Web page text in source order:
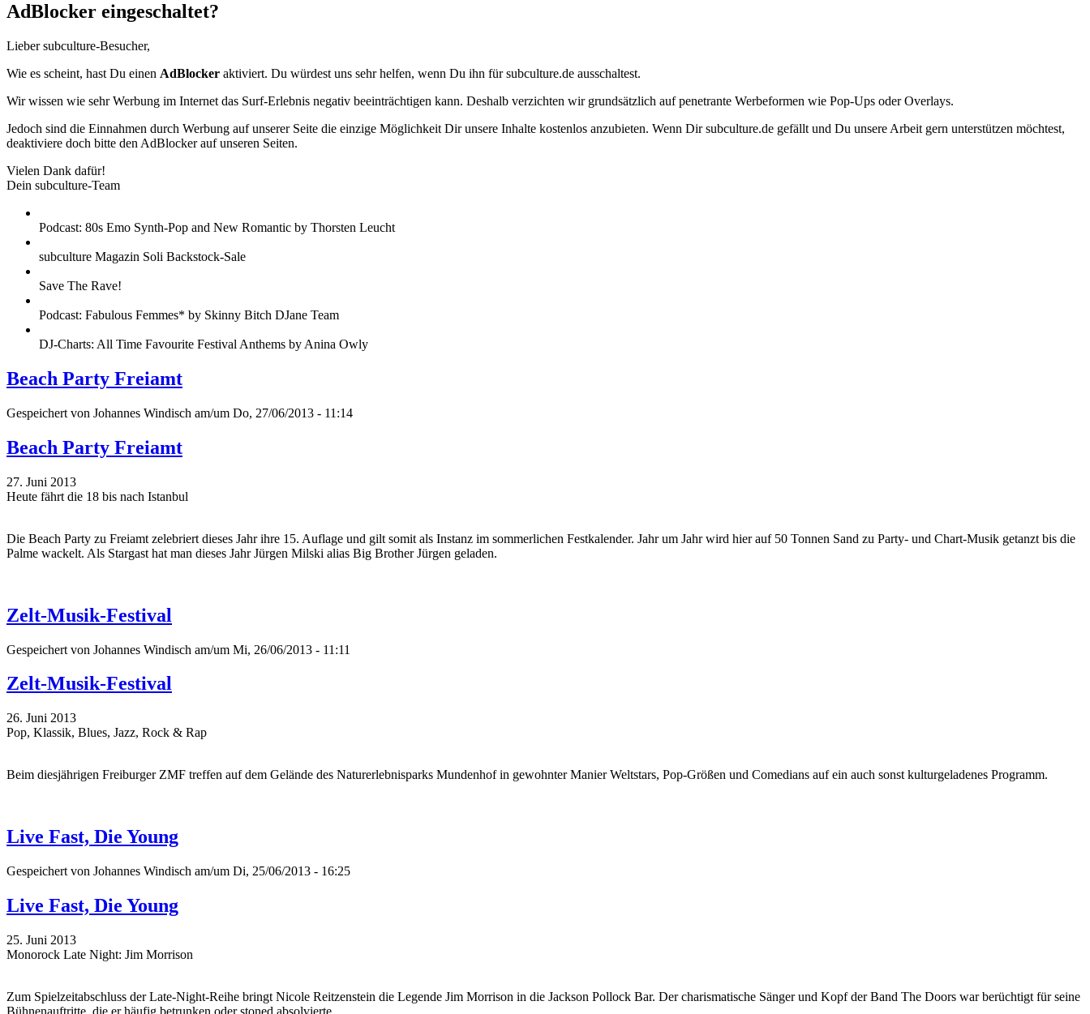
AdBlocker eingeschaltet?
Lieber subculture-Besucher,
Wie es scheint, hast Du einen AdBlocker aktiviert. Du würdest uns sehr helfen, wenn Du ihn für subculture.de ausschaltest.
Wir wissen wie sehr Werbung im Internet das Surf-Erlebnis negativ beeinträchtigen kann. Deshalb verzichten wir grundsätzlich auf penetrante Werbeformen wie Pop-Ups oder Overlays.
Jedoch sind die Einnahmen durch Werbung auf unserer Seite die einzige Möglichkeit Dir unsere Inhalte kostenlos anzubieten. Wenn Dir subculture.de gefällt und Du unsere Arbeit gern unterstützen möchtest,
deaktiviere doch bitte den AdBlocker auf unseren Seiten.
Vielen Dank dafür!
Dein subculture-Team
Podcast: 80s Emo Synth-Pop and New Romantic by Thorsten Leucht
subculture Magazin Soli Backstock-Sale
Save The Rave!
Podcast: Fabulous Femmes* by Skinny Bitch DJane Team
DJ-Charts: All Time Favourite Festival Anthems by Anina Owly
Beach Party Freiamt
Gespeichert von Johannes Windisch am/um Do, 27/06/2013 - 11:14
Beach Party Freiamt
27. Juni 2013
Heute fährt die 18 bis nach Istanbul
Die Beach Party zu Freiamt zelebriert dieses Jahr ihre 15. Auflage und gilt somit als Instanz im sommerlichen Festkalender. Jahr um Jahr wird hier auf 50 Tonnen Sand zu Party- und Chart-Musik getanzt bis die
Palme wackelt. Als Stargast hat man dieses Jahr Jürgen Milski alias Big Brother Jürgen geladen.
Zelt-Musik-Festival
Gespeichert von Johannes Windisch am/um Mi, 26/06/2013 - 11:11
Zelt-Musik-Festival
26. Juni 2013
Pop, Klassik, Blues, Jazz, Rock & Rap
Beim diesjährigen Freiburger ZMF treffen auf dem Gelände des Naturerlebnisparks Mundenhof in gewohnter Manier Weltstars, Pop-Größen und Comedians auf ein auch sonst kulturgeladenes Programm.
Live Fast, Die Young
Gespeichert von Johannes Windisch am/um Di, 25/06/2013 - 16:25
Live Fast, Die Young
25. Juni 2013
Monorock Late Night: Jim Morrison
Zum Spielzeitabschluss der Late-Night-Reihe bringt Nicole Reitzenstein die Legende Jim Morrison in die Jackson Pollock Bar. Der charismatische Sänger und Kopf der Band The Doors war berüchtigt für seine
Bühnenauftritte, die er häufig betrunken oder stoned absolvierte.